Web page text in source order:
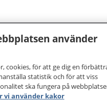
använder
cookies, för att ge dig en
statistik och för att viss
ska fungera på
vi använder kakor